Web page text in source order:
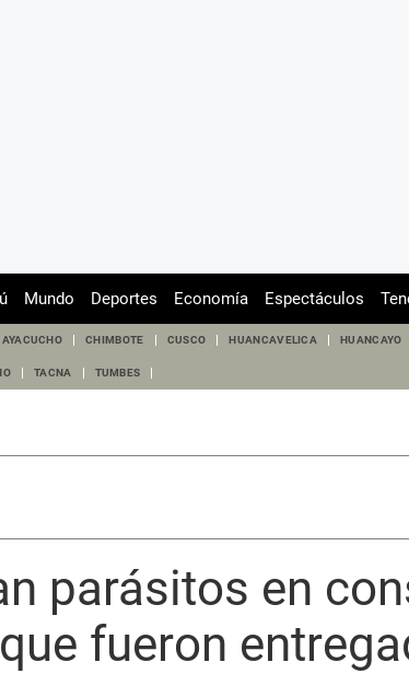
Mundo Deportes Economía Espectáculos
AYACUCHO CHIMBOTE CUSCO HUANCAVELICA HUANCAYO
TACNA TUMBES
parásitos en
fueron